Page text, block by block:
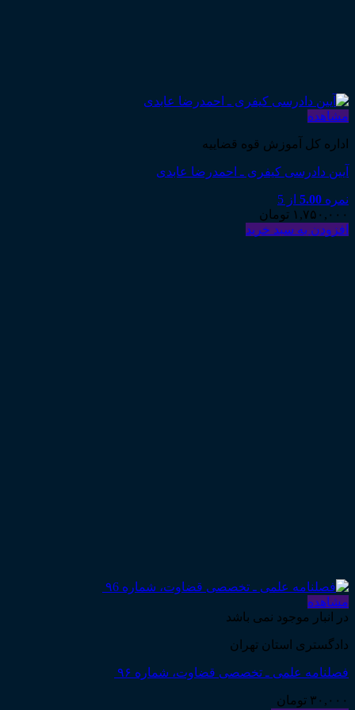
مشاهده
اداره کل آموزش قوه قضاییه
آیین دادرسی کیفری ـ احمدرضا عابدی
نمره 5.00 از 5
۱,۷۵۰,۰۰۰ تومان
افزودن به سبد خرید
مشاهده
در انبار موجود نمی باشد
دادگستری استان تهران
فصلنامه علمی ـ تخصصی قضاوت، شماره ۹۶
۳۰,۰۰۰ تومان